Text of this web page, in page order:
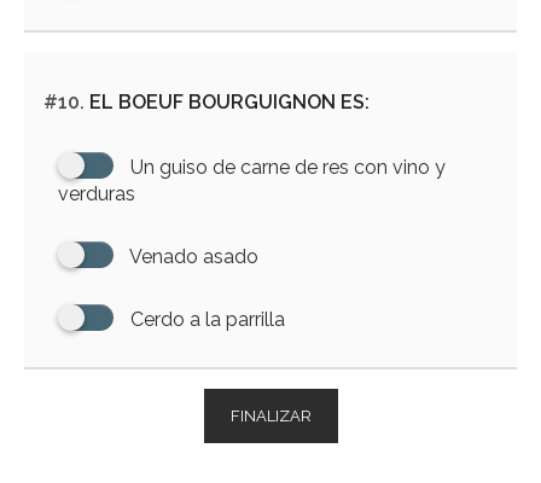
#10. EL BOEUF BOURGUIGNON ES:
Un guiso de carne de res con vino y
verduras
Venado asado
Cerdo a la parrilla
FINALIZAR